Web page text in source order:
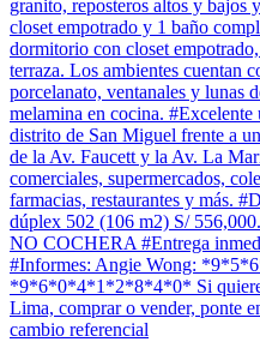
granito, reposteros altos y
closet empotrado y 1 baño
dormitorio con closet
terraza. Los ambientes cuentan
porcelanato, ventanales y lunas
melamina en cocina.
distrito de San Miguel frente a
de la Av. Faucett y la Av. La
comerciales, supermercados,
farmacias, restaurantes y más.
dúplex 502 (106 m2) S/
NO COCHERA #Entrega
#Informes: Angie Wong:
*9*6*0*4*1*2*8*4*0* Si
Lima, comprar o vender, ponte
cambio referencial